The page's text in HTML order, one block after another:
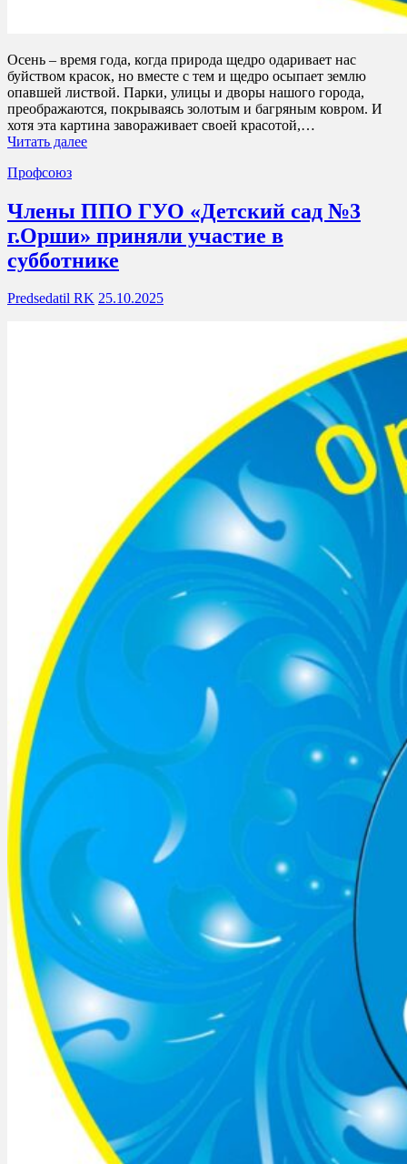
Осень – время года, когда природа щедро одаривает нас
буйством красок, но вместе с тем и щедро осыпает землю
опавшей листвой. Парки, улицы и дворы нашого города,
преображаются, покрываясь золотым и багряным ковром. И
хотя эта картина завораживает своей красотой,…
Читать далее
Профсоюз
Члены ППО ГУО «Детский сад №3
г.Орши» приняли участие в
субботнике
Predsedatil RK 25.10.2025